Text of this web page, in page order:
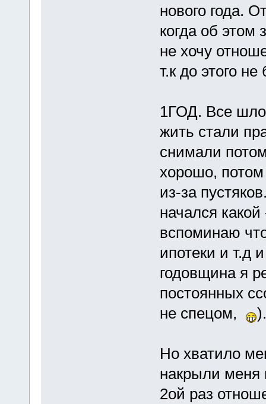
нового года.
когда об этом
не хочу
т.к до этого
1ГОД. Все
жить стали
снимали
хорошо, потом
из-за
начался
вспоминаю
ипотеки и т.д
годовщина я
постоянных
не спецом,
).
Но хватило
накрыли меня
2ой раз